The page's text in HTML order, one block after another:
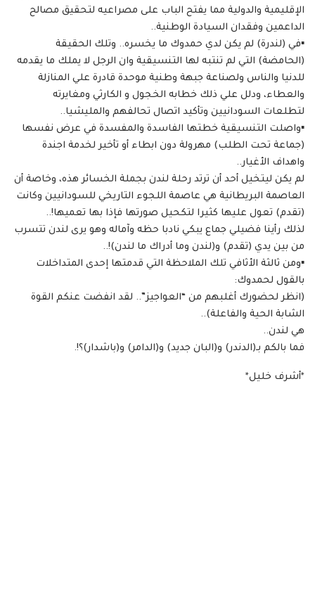
الإقليمية والدولية مما يفتح الباب على مصراعيه لتحقيق مصالح
الداعمين وفقدان السيادة الوطنية..
▪️في (لندرة) لم يكن لدي حمدوك ما يخسره.. وتلك الحقيقة
(الحامضة) التي لم تنتبه لها التنسيقية وان الرجل لا يملك ما يقدمه
للدنيا والناس ولصناعة جبهة وطنية موحدة قادرة علي المنازلة
والعطاء، ودلل علي ذلك خطابه الخجول و الكارثي ومغايرته
لتطلعات السودانيين وتأكيد اتصال تحالفهم والمليشيا..
▪️واصلت التنسيقية خطتها الفاسدة والمفسدة في عرض نفسها
(جماعة تحت الطلب) مهرولة دون ابطاء أو تأخير لخدمة اجندة
واهداف الأغيار..
لم يكن ليتخيل أحد أن ترتد رحلة لندن بجملة الخسائر هذه، وخاصة أن
العاصمة البريطانية هي عاصمة اللجوء التاريخي للسودانيين وكانت
(تقدم) تعول عليها كثيرا لتكحيل صورتها فإذا بها تعميها!..
لذلك رأينا فضيلي جماع يبكي نادبا حظه وآماله وهو يرى لندن تتسرب
من بين يدي (تقدم) و(لندن وما أدراك ما لندن)!..
▪️ومن ثالثة الأثافي تلك الملاحظة التي قدمتها إحدى المتداخلات
بالقول لحمدوك:
(انظر لحضورك أغلبهم من “العواجيز”.. لقد انفضت عنكم القوة
الشابة الحية والفاعلة)..
هي لندن..
فما بالكم بـ(الدندر) و(البان جديد) و(الدامر) و(باشدار)؟!.
*أشرف خليل*